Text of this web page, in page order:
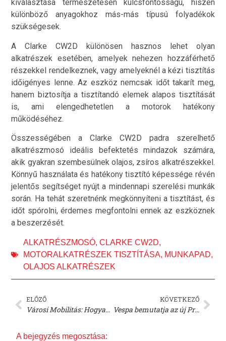
kiválasztása természetesen kulcsfontosságú, hiszen
különböző anyagokhoz más-más típusú folyadékok
szükségesek.
A Clarke CW2D különösen hasznos lehet olyan
alkatrészek esetében, amelyek nehezen hozzáférhető
részekkel rendelkeznek, vagy amelyeknél a kézi tisztítás
időigényes lenne. Az eszköz nemcsak időt takarít meg,
hanem biztosítja a tisztítandó elemek alapos tisztítását
is, ami elengedhetetlen a motorok hatékony
működéséhez.
Összességében a Clarke CW2D padra szerelhető
alkatrészmosó ideális befektetés mindazok számára,
akik gyakran szembesülnek olajos, zsíros alkatrészekkel.
Könnyű használata és hatékony tisztító képessége révén
jelentős segítséget nyújt a mindennapi szerelési munkák
során. Ha tehát szeretnénk megkönnyíteni a tisztítást, és
időt spórolni, érdemes megfontolni ennek az eszköznek
a beszerzését.
ALKATRÉSZMOSÓ,CLARKE CW2D,
MOTORALKATRÉSZEK TISZTÍTÁSA, MUNKAPAD,
OLAJOS ALKATRÉSZEK
ELŐZŐ
Városi Mobilitás: Hogyan Menthetik Meg Az L-kategóriás Motorkerékpárok Az Európai Városokat?
KÖVETKEZŐ
Vespa bemutatja az új Primavera és Sprint S robogókat, valamint a friss bukósisak színeket!
A bejegyzés megosztása: